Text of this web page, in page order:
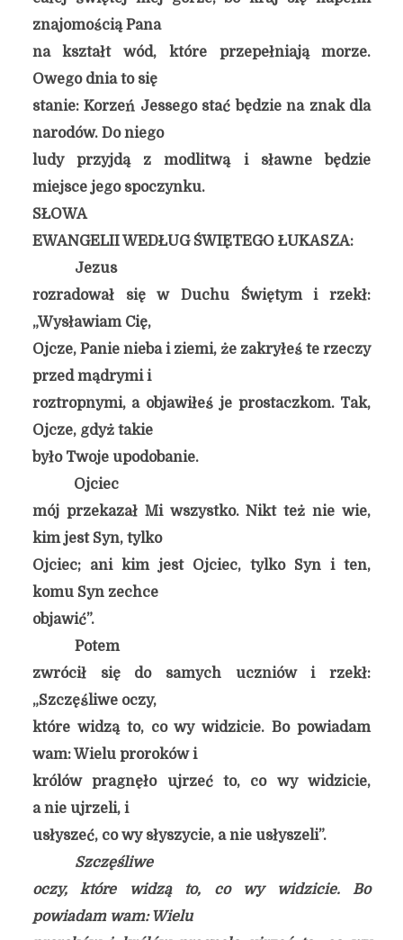
znajomością Pana
na kształt wód, które przepełniają morze.
Owego dnia to się
stanie: Korzeń Jessego stać będzie na znak dla
narodów. Do niego
ludy przyjdą z modlitwą i sławne będzie
miejsce jego spoczynku.
SŁOWA
EWANGELII WEDŁUG ŚWIĘTEGO ŁUKASZA:
Jezus
rozradował się w Duchu Świętym i rzekł:
„Wysławiam Cię,
Ojcze, Panie nieba i ziemi, że zakryłeś te rzeczy
przed mądrymi i
roztropnymi, a objawiłeś je prostaczkom. Tak,
Ojcze, gdyż takie
było Twoje upodobanie.
Ojciec
mój przekazał Mi wszystko. Nikt też nie wie,
kim jest Syn, tylko
Ojciec; ani kim jest Ojciec, tylko Syn i ten,
komu Syn zechce
objawić”.
Potem
zwrócił się do samych uczniów i rzekł:
„Szczęśliwe oczy,
które widzą to, co wy widzicie. Bo powiadam
wam: Wielu proroków i
królów pragnęło ujrzeć to, co wy widzicie,
a nie ujrzeli, i
usłyszeć, co wy słyszycie, a nie usłyszeli”.
Szczęśliwe
oczy, które widzą to, co wy widzicie. Bo
powiadam wam: Wielu